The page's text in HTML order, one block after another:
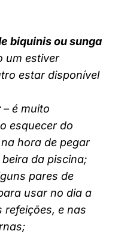
biquinis ou sunga
um estiver
estar disponível
– é muito
esquecer do
hora de pegar
da piscina;
pares de
usar no dia a
refeições, e nas